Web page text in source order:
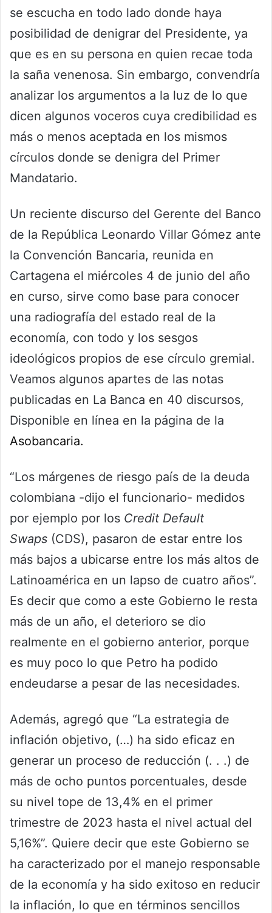
se escucha en todo lado donde haya
posibilidad de denigrar del Presidente, ya
que es en su persona en quien recae toda
la saña venenosa. Sin embargo, convendría
analizar los argumentos a la luz de lo que
dicen algunos voceros cuya credibilidad es
más o menos aceptada en los mismos
círculos donde se denigra del Primer
Mandatario.
Un reciente discurso del Gerente del Banco
de la República Leonardo Villar Gómez ante
la Convención Bancaria, reunida en
Cartagena el miércoles 4 de junio del año
en curso, sirve como base para conocer
una radiografía del estado real de la
economía, con todo y los sesgos
ideológicos propios de ese círculo gremial.
Veamos algunos apartes de las notas
publicadas en La Banca en 40 discursos,
Disponible en línea en la página de la
Asobancaria.
“Los márgenes de riesgo país de la deuda
colombiana -dijo el funcionario- medidos
por ejemplo por los Credit Default
Swaps (CDS), pasaron de estar entre los
más bajos a ubicarse entre los más altos de
Latinoamérica en un lapso de cuatro años”.
Es decir que como a este Gobierno le resta
más de un año, el deterioro se dio
realmente en el gobierno anterior, porque
es muy poco lo que Petro ha podido
endeudarse a pesar de las necesidades.
Además, agregó que “La estrategia de
inflación objetivo, (…) ha sido eficaz en
generar un proceso de reducción (. . .) de
más de ocho puntos porcentuales, desde
su nivel tope de 13,4% en el primer
trimestre de 2023 hasta el nivel actual del
5,16%”. Quiere decir que este Gobierno se
ha caracterizado por el manejo responsable
de la economía y ha sido exitoso en reducir
la inflación, lo que en términos sencillos